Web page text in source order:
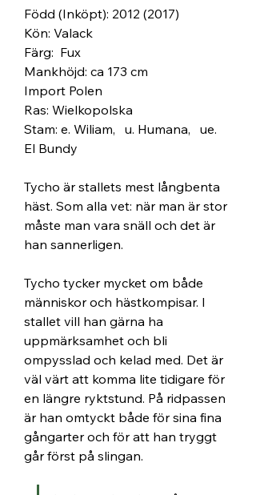
Född (Inköpt): 2012 (2017)
Kön: Valack
Färg:  Fux
Mankhöjd: ca 173 cm
Import Polen
Ras: Wielkopolska
Stam: e. Wiliam,   u. Humana,   ue.
El Bundy
Tycho är stallets mest långbenta
häst. Som alla vet: när man är stor
måste man vara snäll och det är
han sannerligen.
Tycho tycker mycket om både
människor och hästkompisar. I
stallet vill han gärna ha
uppmärksamhet och bli
ompysslad och kelad med. Det är
väl värt att komma lite tidigare för
en längre ryktstund. På ridpassen
är han omtyckt både för sina fina
gångarter och för att han tryggt
går först på slingan.